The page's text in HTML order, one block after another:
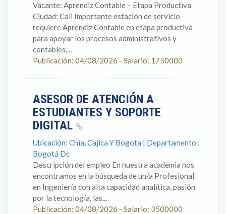
Vacante: Aprendiz Contable – Etapa Productiva
Ciudad: Cali Importante estación de servicio
requiere Aprendiz Contable en etapa productiva
para apoyar los procesos administrativos y
contables....
Publicación: 04/08/2026 - Salario: 1750000
ASESOR DE ATENCIÓN A
ESTUDIANTES Y SOPORTE
DIGITAL
Ubicación: Chia, Cajica Y Bogota | Departamento :
Bogotá Dc
Descripción del empleo En nuestra academia nos
encontramos en la búsqueda de un/a Profesional
en Ingeniería con alta capacidad analítica, pasión
por la tecnología, las...
Publicación: 04/08/2026 - Salario: 3500000